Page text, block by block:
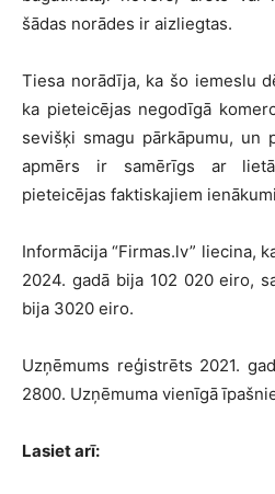
šādas norādes ir aizliegtas.
Tiesa norādīja, ka šo iemeslu
ka pieteicējas negodīgā
sevišķi smagu pārkāpumu, un
apmērs ir samērīgs ar
pieteicējas faktiskajiem
Informācija “Firmas.lv” liecina,
2024. gadā bija 102 020 eiro,
bija 3020 eiro.
Uzņēmums reģistrēts 2021.
2800. Uzņēmuma vienīgā
Lasiet arī: